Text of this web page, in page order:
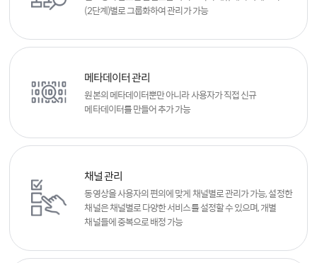
(2단계)별로 그룹화하여 관리가 가능
메타데이터 관리
원본의 메타데이터뿐만 아니라사용자가 직접 신규
메타데이터를 만들어 추가 가능
채널 관리
동영상을 사용자의 편의에 맞게 채널별로 관리가 가능,설정한
채널은 채널별로 다양한 서비스를 설정할 수 있으며, 개별
채널들에 중복으로 배정 가능